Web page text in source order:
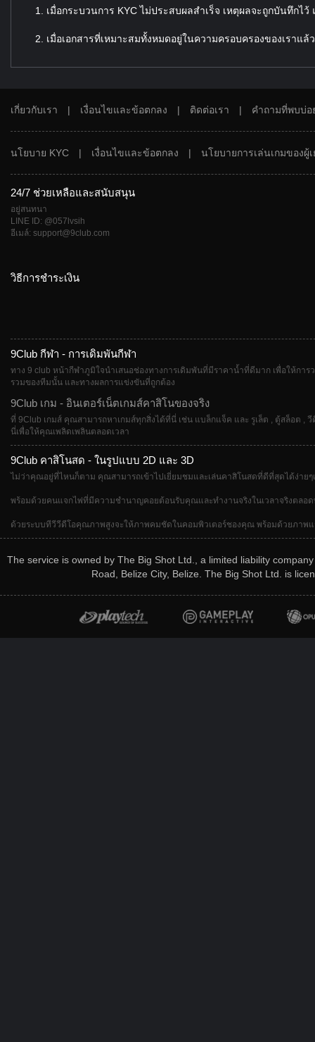
เมื่อกระบวนการ KYC ไม่ประสบผลสำเร็จ เหตุผลจะถูกบันทึก
เมื่อเอกสารที่เหมาะสมทั้งหมดอยู่ในความครอบครองของเราแ
เกี่ยวกับเรา | เงื่อนไขและข้อตกลง | ติดต่อเรา | คำถามที่พบบ่อ
นโยบาย KYC | เงื่อนไขและข้อตกลง | นโยบายการเล่นเกมของผู้
24/7 ช่วยเหลือและสนับสนุน
อยู่สนทนา
LINE ID: @057lvsih
อีเมล์: support@9club.com
วิธีการชำระเงิน
9Club กีฬา - การเดิมพันกีฬา
ทาง 9 club หน้ากีฬาภูมิใจนำเสนอช่องทางการเดิมพันที่มีราคาน้ำที่ดีมาก เพื่อให้ก
รวมของทีมนั้น และทางผลการแข่งขันที่ถูกต้อง
9Club เกม - อินเตอร์เน็ตเกมส์คาสิโนของจริง
ที่ 9Club เกมส์ คุณสามารถหาเกมส์ทุกสิ่งได้ที่นี่ เช่น แบล็กแจ็ค และ รูเล็ต , ตู้สล็อต ,
นี่เพื่อให้คุณเพลิดเพลินตลอดเวลา
9Club คาสิโนสด - ในรูปแบบ 2D และ 3D
ไม่ว่าคุณอยู่ที่ไหนก็ตาม คุณสามารถเข้าไปเยี่ยมชมและเล่นคาสิโนสดที่ดีที่สุดได้ง่ายๆ
พร้อมด้วยคนแจกไพ่ที่มีความชำนาญคอยต้อนรับคุณและทำงานจริงในเวลาจริงตลอ
ด้วยระบบทีวีวีดีโอคุณภาพสูงจะให้ภาพคมชัดในคอมพิวเตอร์ชองคุณ พร้อมด้วยภาพ
The service is owned by The Big Shot Ltd., a limited liability
Road, Belize City, Belize. The Big Shot Ltd. is